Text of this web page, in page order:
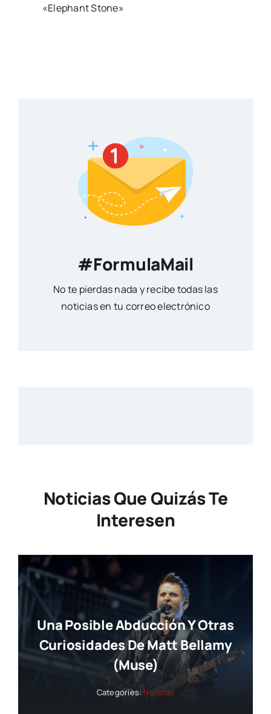
«Elephant Stone»
#FormulaMail
No te pierdas nada y recibe todas las
noticias en tu correo electrónico
Noticias Que Quizás Te
Interesen
Una Posible Abducción Y Otras
Curiosidades De Matt Bellamy
(Muse)
Categories: Noticias